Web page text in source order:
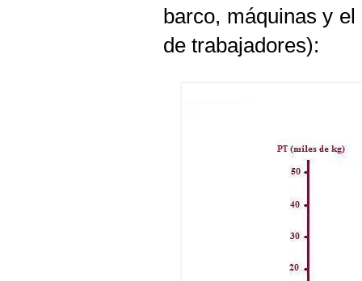
barco, máquinas y
de trabajadores):